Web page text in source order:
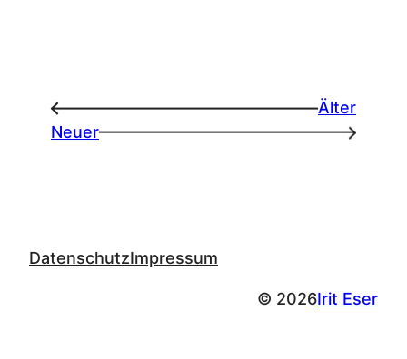
←
Älter
Neuer
→
DatenschutzImpressum
© 2026Irit Eser